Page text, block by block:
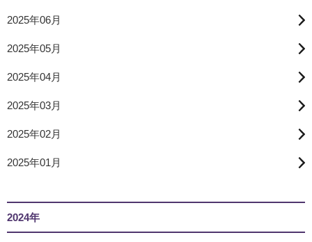
2025年06月
2025年05月
2025年04月
2025年03月
2025年02月
2025年01月
2024年